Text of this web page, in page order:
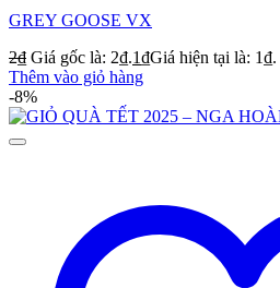
GREY GOOSE VX
2₫ Giá gốc là: 2₫.1₫Giá hiện tại là: 1₫.
Thêm vào giỏ hàng
-8%